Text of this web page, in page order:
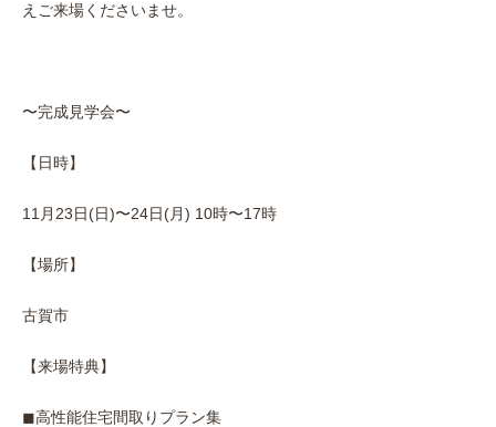
えご来場くださいませ。
〜完成見学会〜
【日時】
11月23日(日)〜24日(月) 10時〜17時
【場所】
古賀市
【来場特典】
◼︎高性能住宅間取りプラン集